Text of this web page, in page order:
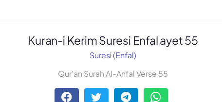
Kuran-i Kerim Suresi Enfal ayet 55
Suresi (Enfal)
Qur'an Surah Al-Anfal Verse 55